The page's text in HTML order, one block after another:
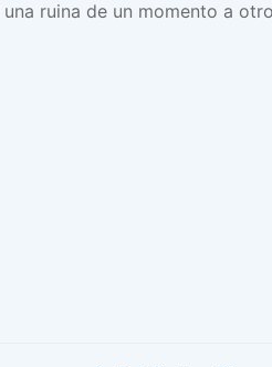
ruina de un momento a